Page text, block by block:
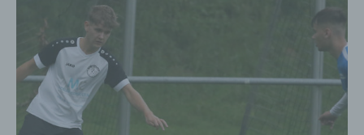
informationstechnologischen Systeme dienen.
Bei der Nutzung dieser allgemeinen Daten und
Informationen ziehen wird keine Rückschlüsse auf
die betroffene Person. Diese Informationen werden
vielmehr benötigt, um (1) die Inhalte unserer
Internetseite korrekt auszuliefern, (2) die Inhalte
unserer Internetseite sowie die Werbung für diese
zu optimieren, (3) die dauerhafte